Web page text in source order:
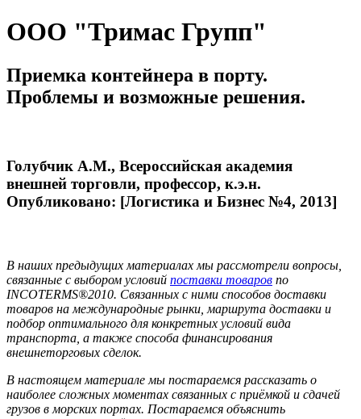
ООО "Тримас Групп"
Приемка контейнера в порту.
Проблемы и возможные решения.
Голубчик А.М., Всероссийская академия
внешней торговли, профессор, к.э.н.
Опубликовано: [Логистика и Бизнес №4, 2013]
В наших предыдущих материалах мы рассмотрели вопросы,
связанные с выбором условий поставки товаров по
INCOTERMS®2010. Связанных с ними способов доставки
товаров на международные рынки, маршрута доставки и
подбор оптимального для конкретных условий вида
транспорта, а также способа финансирования
внешнеторговых сделок.
В настоящем материале мы постараемся рассказать о
наиболее сложных моментах связанных с приёмкой и сдачей
грузов в морских портах. Постараемся объяснить